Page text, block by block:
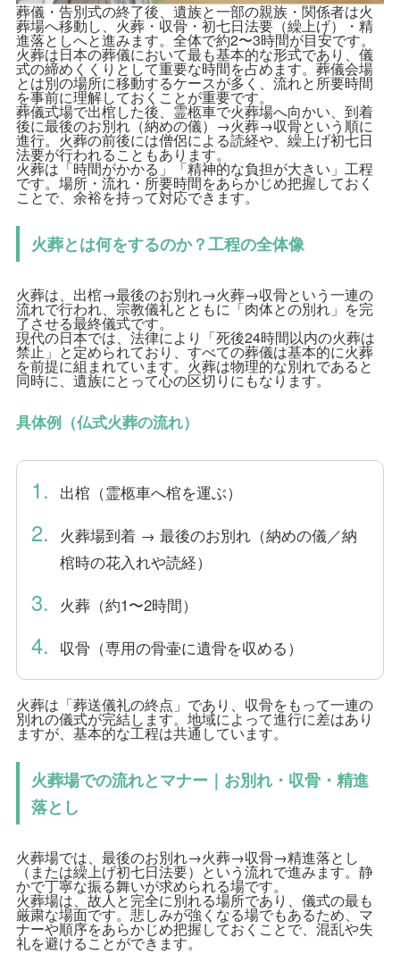
葬儀・告別式の終了後、遺族と一部の親族・関係者は火
葬場へ移動し、火葬・収骨・初七日法要（繰上げ）・精
進落としへと進みます。全体で約2〜3時間が目安です。
火葬は日本の葬儀において最も基本的な形式であり、儀
式の締めくくりとして重要な時間を占めます。葬儀会場
とは別の場所に移動するケースが多く、流れと所要時間
を事前に理解しておくことが重要です。
葬儀式場で出棺した後、霊柩車で火葬場へ向かい、到着
後に最後のお別れ（納めの儀）→火葬→収骨という順に
進行。火葬の前後には僧侶による読経や、繰上げ初七日
法要が行われることもあります。
火葬は「時間がかかる」「精神的な負担が大きい」工程
です。場所・流れ・所要時間をあらかじめ把握しておく
ことで、余裕を持って対応できます。
火葬とは何をするのか？工程の全体像
火葬は、出棺→最後のお別れ→火葬→収骨という一連の
流れで行われ、宗教儀礼とともに「肉体との別れ」を完
了させる最終儀式です。
現代の日本では、法律により「死後24時間以内の火葬は
禁止」と定められており、すべての葬儀は基本的に火葬
を前提に組まれています。火葬は物理的な別れであると
同時に、遺族にとって心の区切りにもなります。
具体例（仏式火葬の流れ）
出棺（霊柩車へ棺を運ぶ）
火葬場到着 → 最後のお別れ（納めの儀／納
棺時の花入れや読経）
火葬（約1〜2時間）
収骨（専用の骨壷に遺骨を収める）
火葬は「葬送儀礼の終点」であり、収骨をもって一連の
別れの儀式が完結します。地域によって進行に差はあり
ますが、基本的な工程は共通しています。
火葬場での流れとマナー｜お別れ・収骨・精進
落とし
火葬場では、最後のお別れ→火葬→収骨→精進落とし
（または繰上げ初七日法要）という流れで進みます。静
かで丁寧な振る舞いが求められる場です。
火葬場は、故人と完全に別れる場所であり、儀式の最も
厳粛な場面です。悲しみが強くなる場でもあるため、マ
ナーや順序をあらかじめ把握しておくことで、混乱や失
礼を避けることができます。